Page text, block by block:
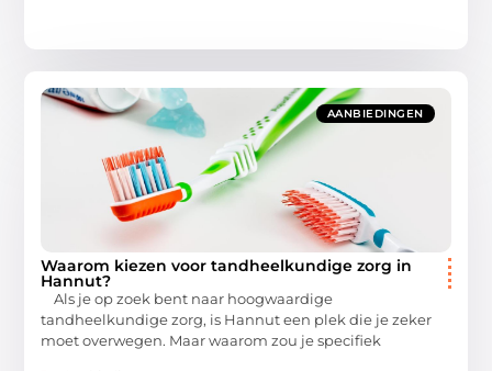
AANBIEDINGEN
Waarom kiezen voor tandheelkundige zorg in
Hannut?
Als je op zoek bent naar hoogwaardige
tandheelkundige zorg, is Hannut een plek die je zeker
moet overwegen. Maar waarom zou je specifiek